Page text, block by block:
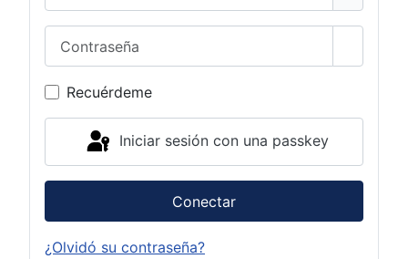
Recuérdeme
Iniciar sesión con una passkey
Conectar
¿Olvidó su contraseña?